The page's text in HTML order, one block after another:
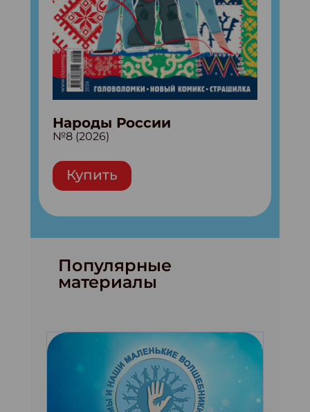
Народы России
№8 (2026)
Купить
Популярные
материалы